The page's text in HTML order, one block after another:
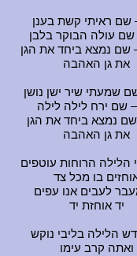
שם ראיתי קשת בענן
עולה הבוקר בלבן
שם נמצא ביחד את הגן
את גן האהבה
שמעתי שיר ישן נושן
שם ירח לילה לילה
נמצא ביחד את הגן
את גן האהבה
הלילה הרוחות עוטפים
בו מכל צד
לעבים אנו עפים
יד אוחזת יד
הלילה בליבי נוקש
ואתה קרב עימו